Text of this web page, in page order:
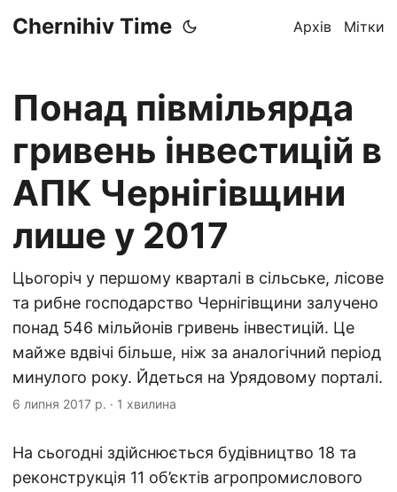
Chernihiv Time Архів Мітки
Понад півмільярда
гривень інвестицій в
АПК Чернігівщини
лише у 2017
Цьогоріч у першому кварталі в сільське, лісове
та рибне господарство Чернігівщини залучено
понад 546 мільйонів гривень інвестицій. Це
майже вдвічі більше, ніж за аналогічний період
минулого року. Йдеться на Урядовому порталі.
6 липня 2017 р. · 1 хвилина
На сьогодні здійснюється будівництво 18 та
реконструкція 11 об’єктів агропромислового